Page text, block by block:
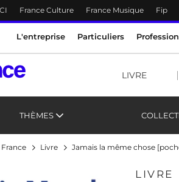
France Culture France Musique Fip
Menu principal
L'entreprise Particuliers
LIVRE
THÈMES
Livre Jamais la même chose
LIVRE